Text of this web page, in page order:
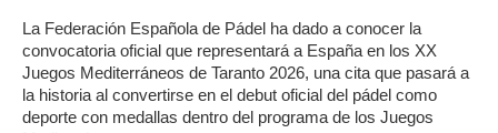
La Federación Española de Pádel ha dado a conocer la
convocatoria oficial que representará a España en los XX
Juegos Mediterráneos de Taranto 2026, una cita que pasará a
la historia al convertirse en el debut oficial del pádel como
deporte con medallas dentro del programa de los Juegos